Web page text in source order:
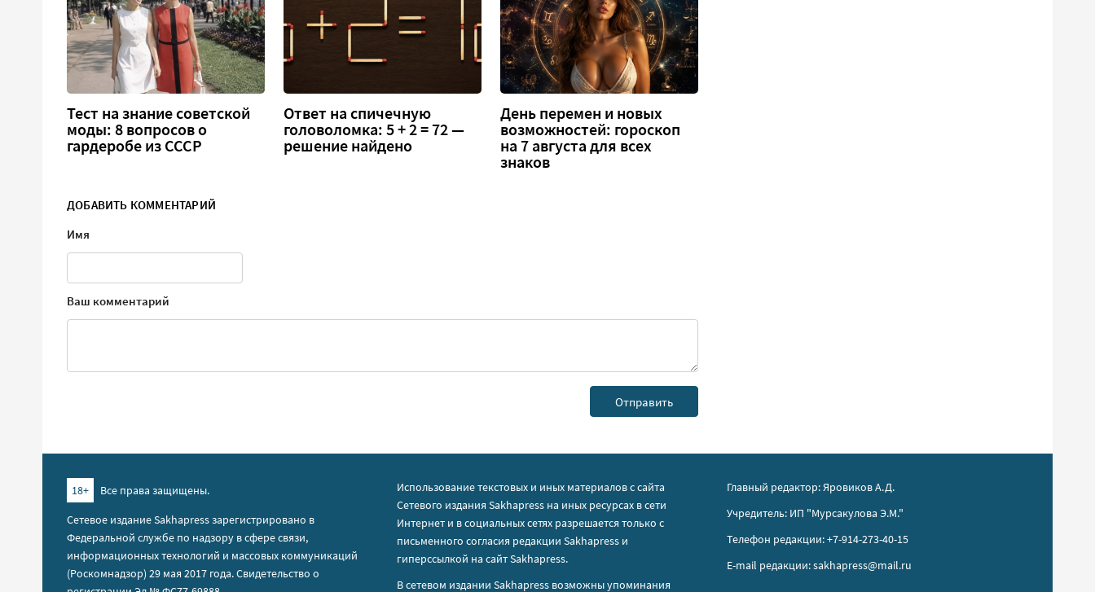
Тест на знание советской
моды: 8 вопросов о
гардеробе из СССР
Ответ на спичечную
головоломка: 5 + 2 = 72 —
решение найдено
День перемен и новых
возможностей: гороскоп
на 7 августа для всех
знаков
ДОБАВИТЬ КОММЕНТАРИЙ
Имя
Ваш комментарий
18+
Все права защищены.
Сетевое издание Sakhapress зарегистрировано в
Федеральной службе по надзору в сфере связи,
информационных технологий и массовых коммуникаций
(Роскомнадзор) 29 мая 2017 года. Свидетельство о
Использование текстовых и иных материалов с сайта
Сетевого издания Sakhapress на иных ресурсах в сети
Интернет и в социальных сетях разрешается только с
письменного согласия редакции Sakhapress и
гиперссылкой на сайт Sakhapress.
В сетевом издании Sakhapress возможны упоминания
Главный редактор: Яровиков А.Д.
Учредитель: ИП "Мурсакулова Э.М."
Телефон редакции: +7-914-273-40-15
E-mail редакции: sakhapress@mail.ru